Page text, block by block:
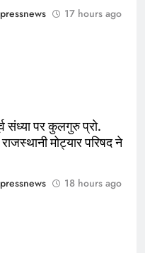
17 hours ago
संध्या पर कुलगुरु प्रो.
मोट्यार परिषद ने
18 hours ago